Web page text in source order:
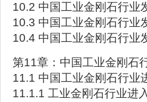
10.2 中国工业金刚石行业
10.3 中国工业金刚石行业
10.4 中国工业金刚石行业
第11章：中国工业金刚石
11.1 中国工业金刚石行业
11.1.1 工业金刚石行业进